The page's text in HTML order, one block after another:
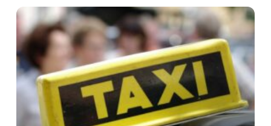
era budskap når ku...